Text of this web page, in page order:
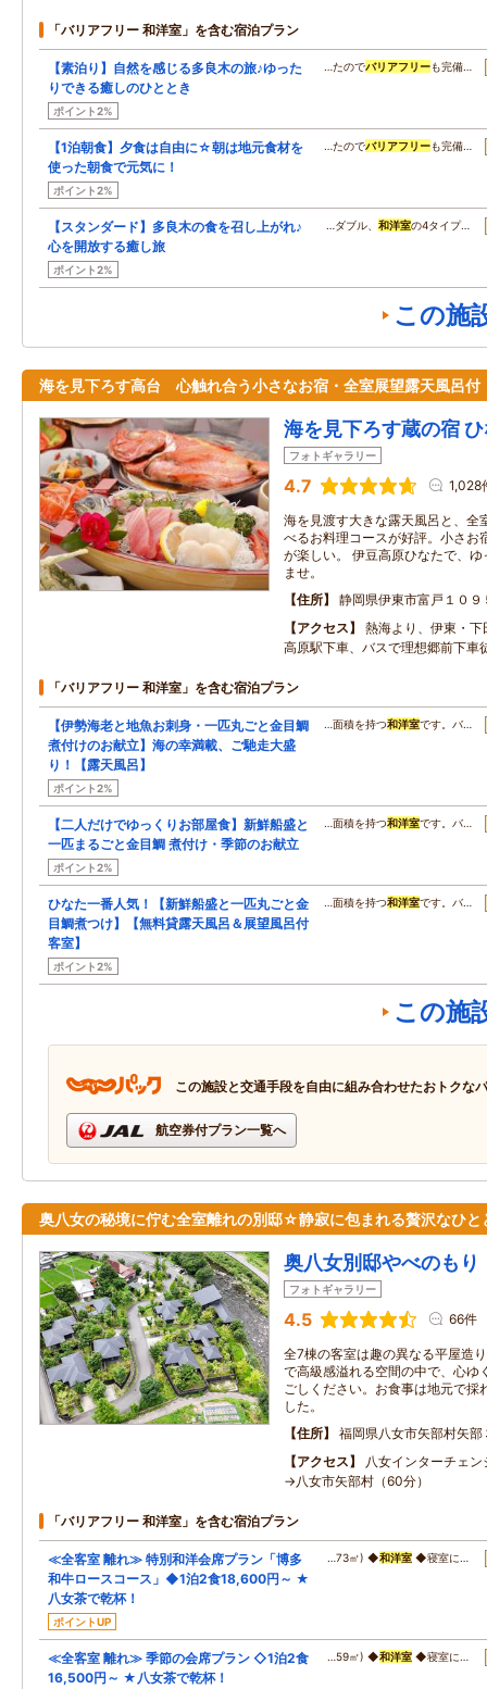
「バリアフリー 和洋室」を含む宿泊プラン
【素泊り】自然を感じる多良木の旅♪ゆった
りできる癒しのひととき
ポイント2%
…たのでバリアフリーも完備…
【1泊朝食】夕食は自由に☆朝は地元食材を
使った朝食で元気に！
ポイント2%
…たのでバリアフリーも完備…
【スタンダード】多良木の食を召し上がれ♪
心を開放する癒し旅
ポイント2%
…ダブル、 和洋室の4タイプ…
この施
海を見下ろす高台 心触れ合う小さなお宿・全室展望露天風呂付
海を見下ろす蔵の宿
フォトギャラリー
4.7 1,028
海を見渡す大きな露天風呂と、全
べるお料理コースが好評。小さお
が楽しい。 伊豆高原ひなたで、
ませ。
住所
静岡県伊東市富戸１０９
アクセス
熱海より、伊東・
高原駅下車、バスで理想郷前
「バリアフリー 和洋室」を含む宿泊プラン
【伊勢海老と地魚お刺身・一匹丸ごと金目鯛
煮付けのお献立】海の幸満載、ご馳走大盛
り！【露天風呂】
ポイント2%
…面積を持つ和洋室です。バ…
【二人だけでゆっくりお部屋食】新鮮船盛と
一匹まるごと金目鯛 煮付け・季節のお献立
ポイント2%
…面積を持つ和洋室です。バ…
ひなた一番人気！【新鮮船盛と一匹丸ごと金
目鯛煮つけ】【無料貸露天風呂＆展望風呂付
客室】
ポイント2%
…面積を持つ和洋室です。バ…
この施
この施設と交通手段を自由に組み合わせたおトクな
航空券付プラン一覧へ
奥八女の秘境に佇む全室離れの別邸☆静寂に包まれる贅沢なひと
奥八女別邸やべのもり
フォトギャラリー
4.5 66件
全7棟の客室は趣の異なる平屋造
で高級感溢れる空間の中で、心ゆ
ごしください。お食事は地元で採
した。
住所
福岡県八女市矢部村矢部
アクセス
八女インターチェ
→八女市矢部村（60分）
「バリアフリー 和洋室」を含む宿泊プラン
≪全客室 離れ≫ 特別和洋会席プラン「博多
和牛ロースコース」◆1泊2食18,600円～ ★
八女茶で乾杯！
ポイントUP
…73㎡) ◆和洋室 ◆寝室に…
≪全客室 離れ≫ 季節の会席プラン ◇1泊2食
16,500円～ ★八女茶で乾杯！
…59㎡) ◆和洋室 ◆寝室に…